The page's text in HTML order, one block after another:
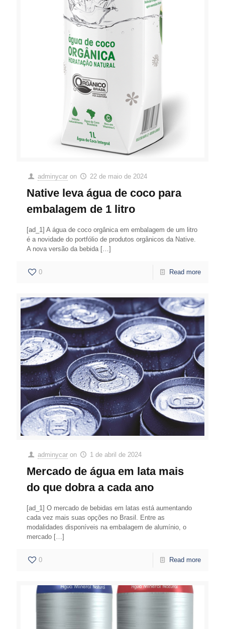
adminycar on 22 de maio de 2024
Native leva água de coco para
embalagem de 1 litro
[ad_1] A água de coco orgânica em embalagem de um litro
é a novidade do portfólio de produtos orgânicos da Native.
A nova versão da bebida[…]
0 Read more
adminycar on 1 de abril de 2024
Mercado de água em lata mais
do que dobra a cada ano
[ad_1] O mercado de bebidas em latas está aumentando
cada vez mais suas opções no Brasil. Entre as
modalidades disponíveis na embalagem de alumínio, o
mercado […]
0 Read more